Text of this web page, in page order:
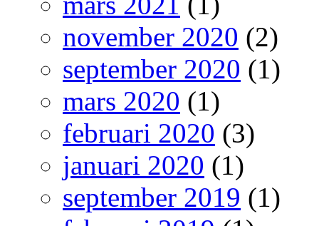
november 2020 (2)
september 2020 (1)
mars 2020 (1)
februari 2020 (3)
januari 2020 (1)
september 2019 (1)